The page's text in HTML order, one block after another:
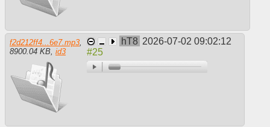
f2d212ff4...6e7.mp3,
8900.04 KB, id3
hT8 2026-07-02 09:02:12